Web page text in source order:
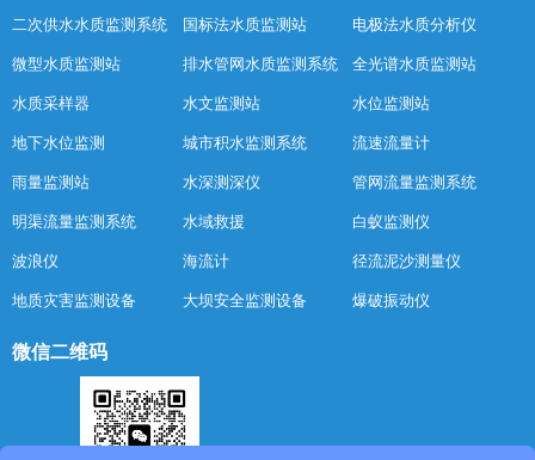
二次供水水质监测系统 国标法水质监测站 电极法水质分析仪
微型水质监测站 排水管网水质监测系统 全光谱水质监测站
水质采样器 水文监测站 水位监测站
地下水位监测 城市积水监测系统 流速流量计
雨量监测站 水深测深仪 管网流量监测系统
明渠流量监测系统 水域救援 白蚁监测仪
波浪仪 海流计 径流泥沙测量仪
地质灾害监测设备 大坝安全监测设备 爆破振动仪
微信二维码